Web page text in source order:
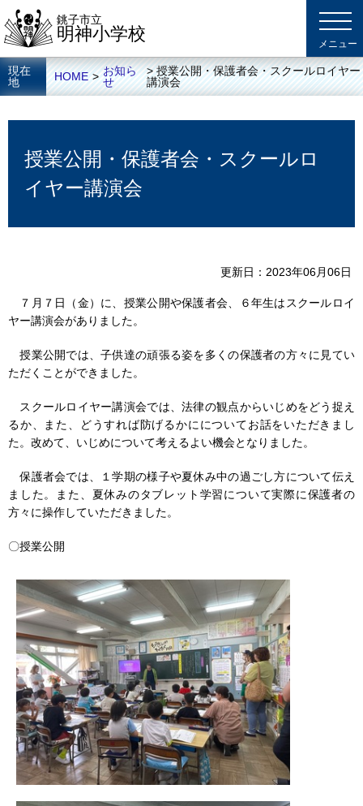
銚子市立
明神小学校
現在
地
HOME > お知ら
せ
> 授業公開・保護者会・スクールロイヤー
講演会
授業公開・保護者会・スクールロ
イヤー講演会
更新日 2023年06月06日
７月７日（金）に、授業公開や保護者会、６年生はスクールロイ
ヤー講演会がありました。
授業公開では、子供達の頑張る姿を多くの保護者の方々に見てい
ただくことができました。
スクールロイヤー講演会では、法律の観点からいじめをどう捉え
るか、また、どうすれば防げるかにについてお話をいただきまし
た。改めて、いじめについて考えるよい機会となりました。
保護者会では、１学期の様子や夏休み中の過ごし方について伝え
ました。また、夏休みのタブレット学習について実際に保護者の
方々に操作していただきました。
〇授業公開